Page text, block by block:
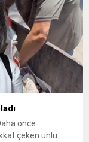
önce
çeken ünlü